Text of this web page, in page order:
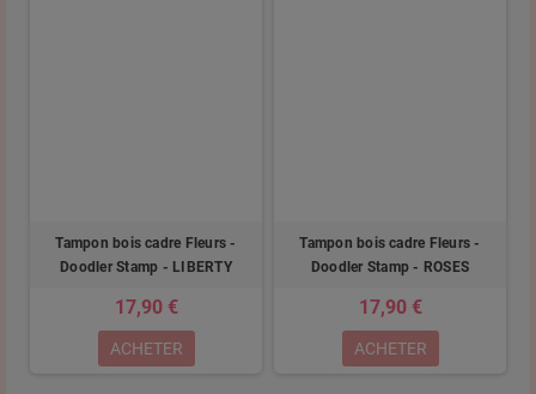
Tampon bois cadre Fleurs -
Doodler Stamp - LIBERTY
17,90 €
ACHETER
Tampon bois cadre Fleurs -
Doodler Stamp - ROSES
17,90 €
ACHETER